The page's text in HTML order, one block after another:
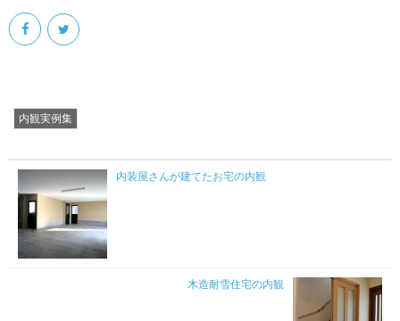
内観実例集
内装屋さんが建てたお宅の内観
木造耐雪住宅の内観